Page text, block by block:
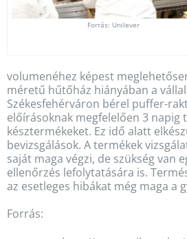
Forrás: Unilever
volumenéhez képest
méretű hűtőház hiányában a
Székesfehérváron bérel puffer-
előírásoknak megfelelően 3 napig
késztermékeket. Ez idő alatt
bevizsgálások. A termékek
saját maga végzi, de szükség van
ellenőrzés lefolytatására is.
az esetleges hibákat még maga a
Forrás: